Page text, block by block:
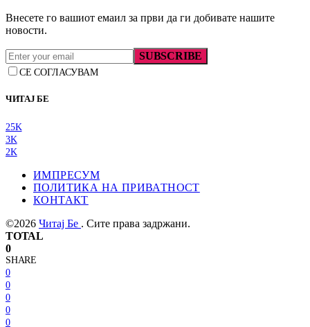
Внесете го вашиот емаил за први да ги добивате нашите
новости.
SUBSCRIBE
СЕ СОГЛАСУВАМ
ЧИТАЈ БЕ
25K
3K
2K
ИМПРЕСУМ
ПОЛИТИКА НА ПРИВАТНОСТ
КОНТАКТ
©2026 Читај Бе . Сите права задржани.
TOTAL
0
SHARE
0
0
0
0
0